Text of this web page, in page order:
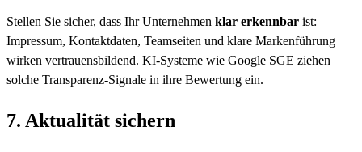
Stellen Sie sicher, dass Ihr Unternehmen klar erkennbar ist:
Impressum, Kontaktdaten, Teamseiten und klare Markenführung
wirken vertrauensbildend. KI-Systeme wie Google SGE ziehen
solche Transparenz-Signale in ihre Bewertung ein.
7. Aktualität sichern